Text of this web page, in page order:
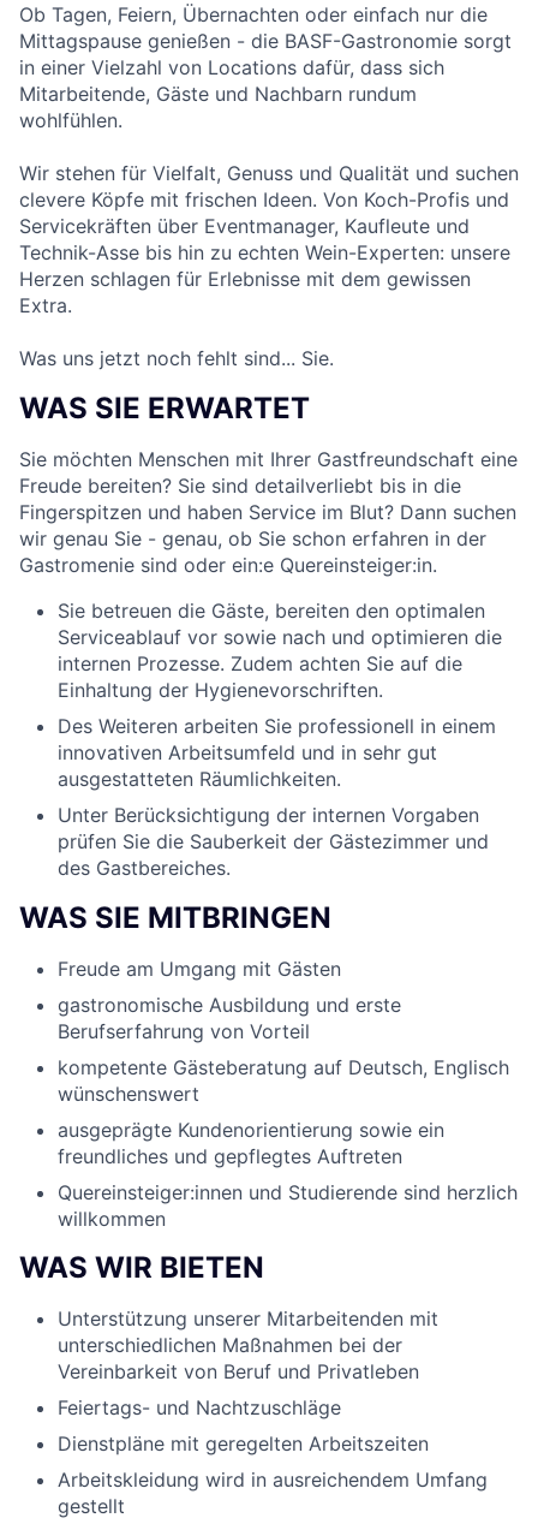
Ob Tagen, Feiern, Übernachten oder einfach nur die
Mittagspause genießen - die BASF-Gastronomie sorgt
in einer Vielzahl von Locations dafür, dass sich
Mitarbeitende, Gäste und Nachbarn rundum
wohlfühlen.
Wir stehen für Vielfalt, Genuss und Qualität und suchen
clevere Köpfe mit frischen Ideen. Von Koch-Profis und
Servicekräften über Eventmanager, Kaufleute und
Technik-Asse bis hin zu echten Wein-Experten: unsere
Herzen schlagen für Erlebnisse mit dem gewissen
Extra.
Was uns jetzt noch fehlt sind... Sie.
WAS SIE ERWARTET
Sie möchten Menschen mit Ihrer Gastfreundschaft eine
Freude bereiten? Sie sind detailverliebt bis in die
Fingerspitzen und haben Service im Blut? Dann suchen
wir genau Sie - genau, ob Sie schon erfahren in der
Gastromenie sind oder ein:e Quereinsteiger:in.
Sie betreuen die Gäste, bereiten den optimalen
Serviceablauf vor sowie nach und optimieren die
internen Prozesse. Zudem achten Sie auf die
Einhaltung der Hygienevorschriften.
Des Weiteren arbeiten Sie professionell in einem
innovativen Arbeitsumfeld und in sehr gut
ausgestatteten Räumlichkeiten.
Unter Berücksichtigung der internen Vorgaben
prüfen Sie die Sauberkeit der Gästezimmer und
des Gastbereiches.
WAS SIE MITBRINGEN
Freude am Umgang mit Gästen
gastronomische Ausbildung und erste
Berufserfahrung von Vorteil
kompetente Gästeberatung auf Deutsch, Englisch
wünschenswert
ausgeprägte Kundenorientierung sowie ein
freundliches und gepflegtes Auftreten
Quereinsteiger:innen und Studierende sind herzlich
willkommen
WAS WIR BIETEN
Unterstützung unserer Mitarbeitenden mit
unterschiedlichen Maßnahmen bei der
Vereinbarkeit von Beruf und Privatleben
Feiertags- und Nachtzuschläge
Dienstpläne mit geregelten Arbeitszeiten
Arbeitskleidung wird in ausreichendem Umfang
gestellt